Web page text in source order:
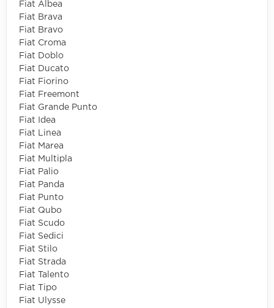
Fiat Albea
Fiat Brava
Fiat Bravo
Fiat Croma
Fiat Doblo
Fiat Ducato
Fiat Fiorino
Fiat Freemont
Fiat Grande Punto
Fiat Idea
Fiat Linea
Fiat Marea
Fiat Multipla
Fiat Palio
Fiat Panda
Fiat Punto
Fiat Qubo
Fiat Scudo
Fiat Sedici
Fiat Stilo
Fiat Strada
Fiat Talento
Fiat Tipo
Fiat Ulysse